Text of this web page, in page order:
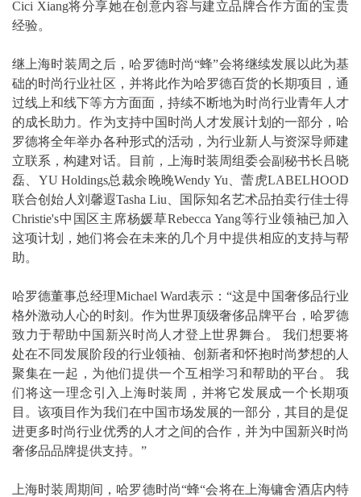
Cici Xiang将分享她在创意内容与建立品牌合作方面的宝贵
经验。
继上海时装周之后，哈罗德时尚“蜂”会将继续发展以此为基
础的时尚行业社区，并将此作为哈罗德百货的长期项目，通
过线上和线下等方方面面，持续不断地为时尚行业青年人才
的成长助力。作为支持中国时尚人才发展计划的一部分，哈
罗德将全年举办各种形式的活动，为行业新人与资深导师建
立联系，构建对话。目前，上海时装周组委会副秘书长吕晓
磊、YU Holdings总裁余晚晚Wendy Yu、蕾虎LABELHOOD
联合创始人刘馨遐Tasha Liu、国际知名艺术品拍卖行佳士得
Christie's中国区主席杨媛草Rebecca Yang等行业领袖已加入
这项计划，她们将会在未来的几个月中提供相应的支持与帮
助。
哈罗德董事总经理Michael Ward表示：“这是中国奢侈品行业
格外激动人心的时刻。作为世界顶级奢侈品牌平台，哈罗德
致力于帮助中国新兴时尚人才登上世界舞台。 我们想要将
处在不同发展阶段的行业领袖、创新者和怀抱时尚梦想的人
聚集在一起，为他们提供一个互相学习和帮助的平台。 我
们将这一理念引入上海时装周，并将它发展成一个长期项
目。该项目作为我们在中国市场发展的一部分，其目的是促
进更多时尚行业优秀的人才之间的合作，并为中国新兴时尚
奢侈品品牌提供支持。”
上海时装周期间，哈罗德时尚“蜂“会将在上海镛舍酒店内特